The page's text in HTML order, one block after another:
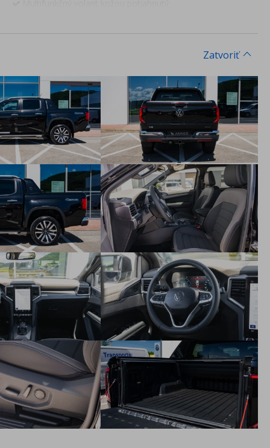
Navigačný systém
Digitálny farebný prístrojový panel 12.3"
Riadiaca páka v koženom prevedení
Pohon všetkých kolies 4X4
Štandardné pruženie
Alternátor 250 A
Systém núdzového volania "eCall"
2x kľúč od vozidla
Systém "Štart-stop systém"
Slnečná clona nad vodičom s polujazdcom s osvetlením a
zrkadlom
Stierače členého skla s cyklovačom a dažďový senzor
Veko palivovej nádrže s ochranou proti natankovaniu zlého
paliva
Lekárnička
Núdzové volanie eCall
Strešná anténa
Digitálny rádiopríjem DAB+
80l palivová nádrž
Zatvoriť